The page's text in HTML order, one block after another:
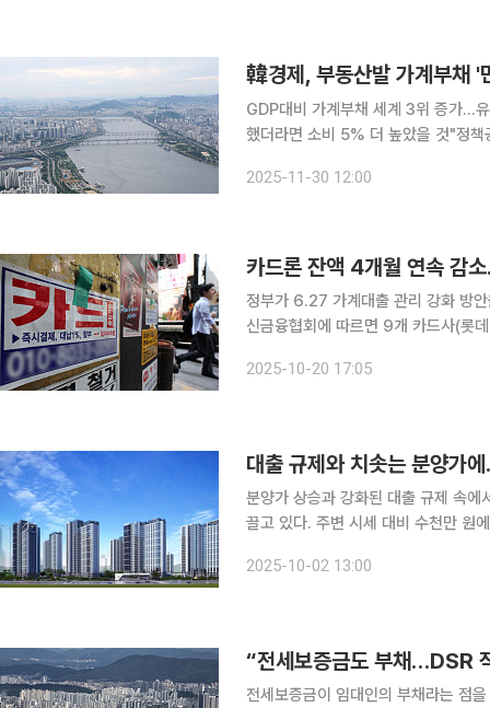
韓경제, 부동산발 가계부채
GDP대비 가계부채 세계 3위 증가…
했더라면 소비 5% 더 높았을 것"정책공
분석이 나왔다. 가계부채 증가가 단기
2025-11-30 12:00
카드론 잔액 4개월 연속 감
정부가 6.27 가계대출 관리 강화 방안을
신금융협회에 따르면 9개 카드사(롯데
규제에 따라 카드론을 포함한 신용대
2025-10-20 17:05
대출 규제와 치솟는 분양가
분양가 상승과 강화된 대출 규제 속
끌고 있다. 주변 시세 대비 수천만 원
수도권 민간 아파트의 3.3㎡당 평균
2025-10-02 13:00
“전세보증금도 부채…DSR
전세보증금이 임대인의 부채라는 점